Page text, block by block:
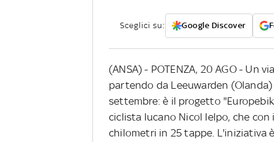
Sceglici su: Google Discover
(ANSA) - POTENZA, 20 AGO - Un
partendo da Leeuwarden
settembre: è il progetto
ciclista lucano Nicol Ielpo, che
chilometri in 25 tappe. L'iniziativa